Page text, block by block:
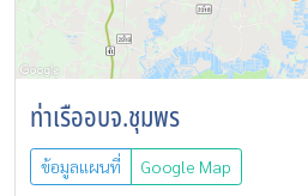
ท่าเรืออบจ.ชุมพร
ข้อมูลแผนที่ Google Map